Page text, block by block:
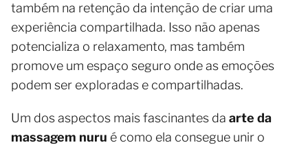
também na retenção da intenção de criar uma
experiência compartilhada. Isso não apenas
potencializa o relaxamento, mas também
promove um espaço seguro onde as emoções
podem ser exploradas e compartilhadas.
Um dos aspectos mais fascinantes da arte da
massagem nuru é como ela consegue unir o